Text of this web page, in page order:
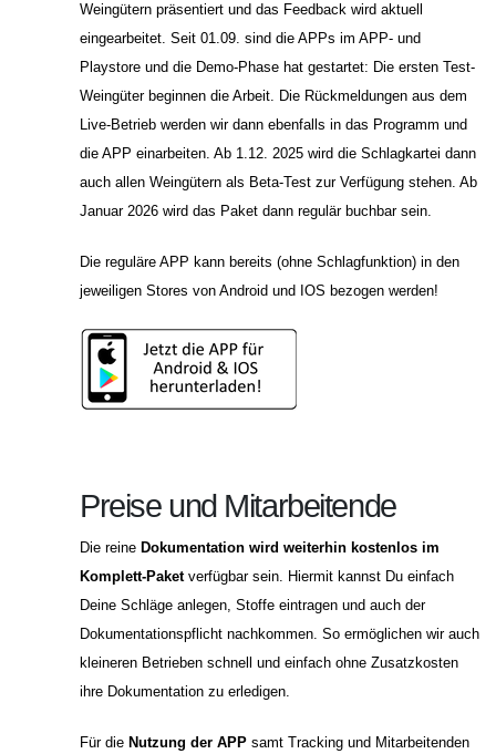
Weingütern präsentiert und das Feedback wird aktuell
eingearbeitet. Seit 01.09. sind die APPs im APP- und
Playstore und die Demo-Phase hat gestartet: Die ersten Test-
Weingüter beginnen die Arbeit. Die Rückmeldungen aus dem
Live-Betrieb werden wir dann ebenfalls in das Programm und
die APP einarbeiten. Ab 1.12. 2025 wird die Schlagkartei dann
auch allen Weingütern als Beta-Test zur Verfügung stehen. Ab
Januar 2026 wird das Paket dann regulär buchbar sein.
Die reguläre APP kann bereits (ohne Schlagfunktion) in den
jeweiligen Stores von Android und IOS bezogen werden!
Preise und Mitarbeitende
Die reine Dokumentation wird weiterhin kostenlos im
Komplett-Paketverfügbar sein. Hiermit kannst Du einfach
Deine Schläge anlegen, Stoffe eintragen und auch der
Dokumentationspflicht nachkommen. So ermöglichen wir auch
kleineren Betrieben schnell und einfach ohne Zusatzkosten
ihre Dokumentation zu erledigen.
Für die Nutzung der APP samt Tracking und Mitarbeitenden